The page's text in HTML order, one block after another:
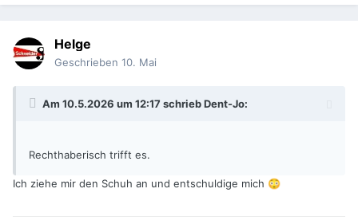
Helge
Geschrieben 10. Mai
Am 10.5.2026 um 12:17 schriebDent-Jo:
Rechthaberisch trifft es.
Ich ziehe mir den Schuh an und entschuldige mich 😳